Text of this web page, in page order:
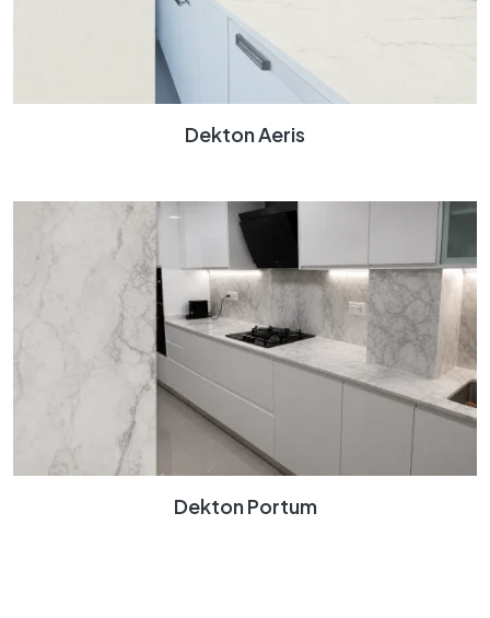
Dekton Aeris
Dekton Portum